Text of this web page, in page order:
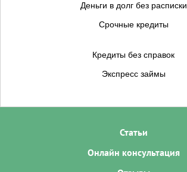
Деньги в долг без расписки
Срочные кредиты
Кредиты без справок
Экспресс займы
Статьи
Онлайн консультация